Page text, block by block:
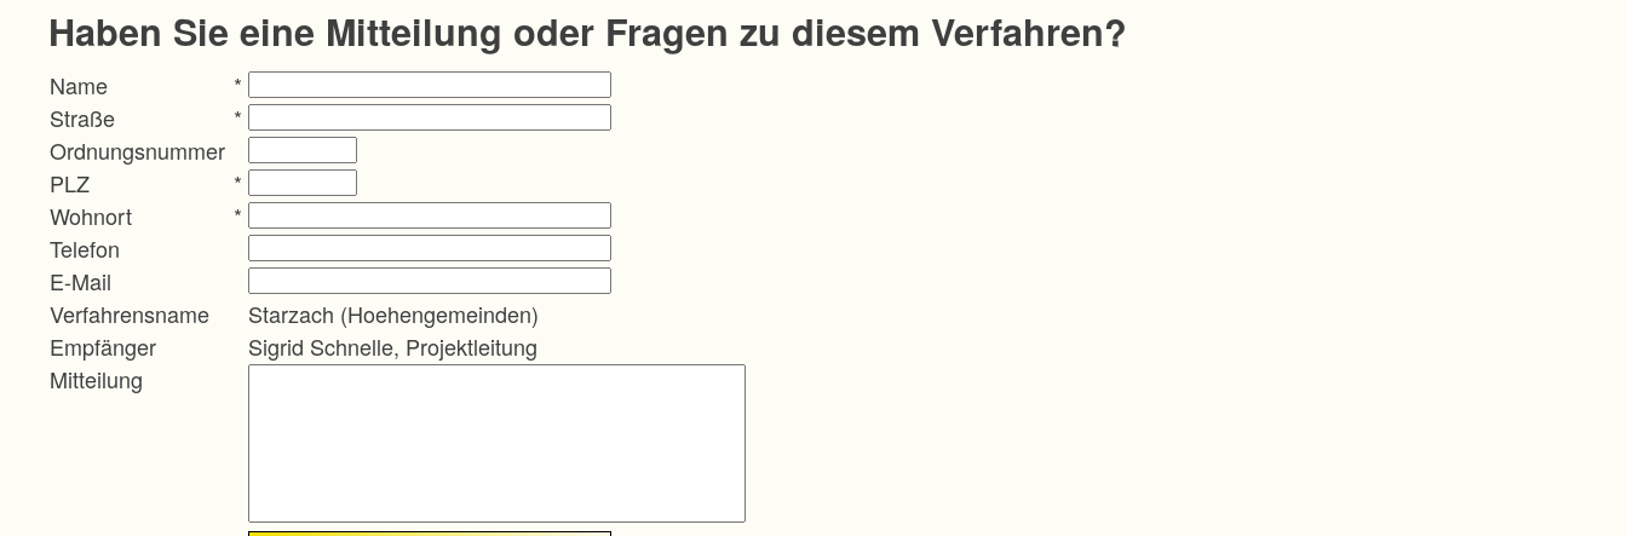
Haben Sie eine Mitteilung oder Fragen zu diesem Verfahren?
Name
*
Straße
*
Ordnungsnummer
PLZ
*
Wohnort
*
Telefon
E-Mail
Verfahrensname
Starzach (Hoehengemeinden)
Empfänger
Sigrid Schnelle, Projektleitung
Mitteilung